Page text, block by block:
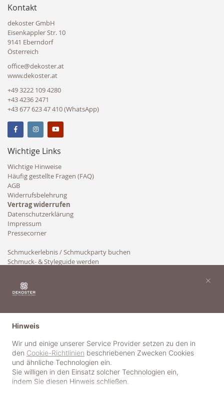
Kontakt
dekoster GmbH
Eisenkappler Str. 10
9141 Eberndorf
Österreich
office@dekoster.at
www.dekoster.at
+49 3222 109 4280
+43 4236 2471
+43 677 623 47 410 (WhatsApp)
Wichtige Links
Wichtige Hinweise
Häufig gestellte Fragen (FAQ)
AGB
Widerrufsbelehrung
Vertrag widerrufen
Datenschutzerklärung
Impressum
Pressecorner
Schmuckerlebnis / Schmuckparty buchen
Schmuck- & Styleguide werden
Hinweis
Wir und einige unserer Service Provider setzen zu den in
den Cookie-Richtlinien beschriebenen Zwecken Cookies
und ähnliche Technologien ein.
Sie willigen in den Einsatz solcher Technologien ein,
indem Sie diesen Hinweis schließen.
×